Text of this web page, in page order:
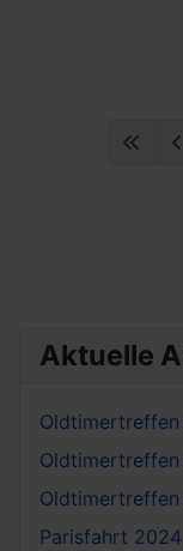
Aktuelle
Parisfahrt 2024